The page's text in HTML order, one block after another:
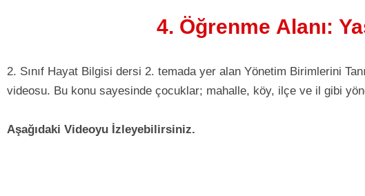
4. Öğrenme Alanı:
2. Sınıf Hayat Bilgisi dersi 2. temada yer alan Yönetim Birimlerini
videosu. Bu konu sayesinde çocuklar; mahalle, köy, ilçe ve il gibi
Aşağıdaki Videoyu İzleyebilirsiniz.